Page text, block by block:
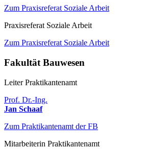
Zum Praxisreferat Soziale Arbeit
Praxisreferat Soziale Arbeit
Zum Praxisreferat Soziale Arbeit
Fakultät Bauwesen
Leiter Praktikantenamt
Prof. Dr.-Ing.
Jan Schaaf
Zum Praktikantenamt der FB
Mitarbeiterin Praktikantenamt